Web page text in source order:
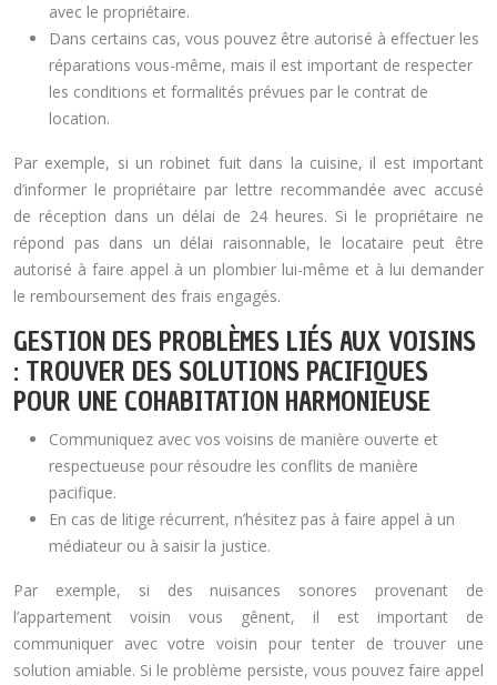
avec le propriétaire.
Dans certains cas, vous pouvez être autorisé à effectuer les
réparations vous-même, mais il est important de respecter
les conditions et formalités prévues par le contrat de
location.
Par exemple, si un robinet fuit dans la cuisine, il est important
d’informer le propriétaire par lettre recommandée avec accusé
de réception dans un délai de 24 heures. Si le propriétaire ne
répond pas dans un délai raisonnable, le locataire peut être
autorisé à faire appel à un plombier lui-même et à lui demander
le remboursement des frais engagés.
GESTION DES PROBLÈMES LIÉS AUX VOISINS
: TROUVER DES SOLUTIONS PACIFIQUES
POUR UNE COHABITATION HARMONIEUSE
Communiquez avec vos voisins de manière ouverte et
respectueuse pour résoudre les conflits de manière
pacifique.
En cas de litige récurrent, n’hésitez pas à faire appel à un
médiateur ou à saisir la justice.
Par exemple, si des nuisances sonores provenant de
l’appartement voisin vous gênent, il est important de
communiquer avec votre voisin pour tenter de trouver une
solution amiable. Si le problème persiste, vous pouvez faire appel